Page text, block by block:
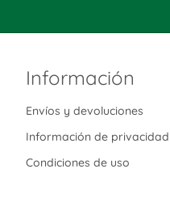
Información
Envíos y devoluciones
Información de privacidad
Condiciones de uso